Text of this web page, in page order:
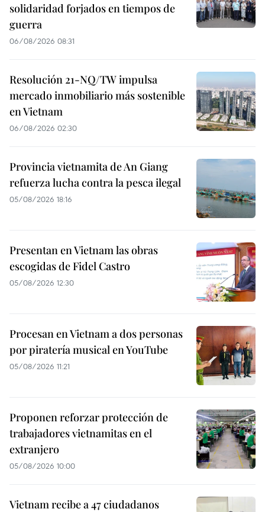
solidaridad forjados en tiempos de
guerra
06/08/2026 08:31
Resolución 21-NQ/TW impulsa
mercado inmobiliario más sostenible
en Vietnam
06/08/2026 02:30
Provincia vietnamita de An Giang
refuerza lucha contra la pesca ilegal
05/08/2026 18:16
Presentan en Vietnam las obras
escogidas de Fidel Castro
05/08/2026 12:30
Procesan en Vietnam a dos personas
por piratería musical en YouTube
05/08/2026 11:21
Proponen reforzar protección de
trabajadores vietnamitas en el
extranjero
05/08/2026 10:00
Vietnam recibe a 47 ciudadanos